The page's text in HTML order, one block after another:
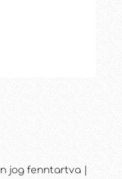
jog fenntartva |